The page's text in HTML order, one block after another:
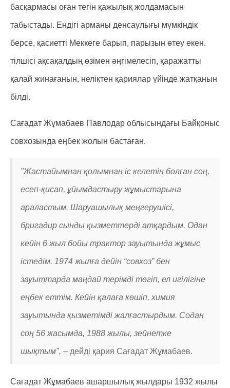
басқармасы оған тегін қажылық жолдамасын
табыстады. Ендігі арманы денсаулығы мүмкіндік
берсе, қасиетті Меккеге барып, парызын өтеу екен.
тілшісі ақсақалдың өзімен әңгімелесіп, қаражатты
қалай жинағанын, неліктен қариялар үйінде жатқанын
білді.
Сағадат Жұмабаев Павлодар облысындағы Байқоныс
совхозында еңбек жолын бастаған.
"Жастайымнан қолымнан іс келетін болған соң,
есеп-қисап, ұйымдастыру жұмыстарына
араластым. Шаруашылық меңгерушісі,
бригадир сынды қызметтерді атқардым. Одан
кейін 6 жыл бойы трактор зауытында жұмыс
істедім. 1974 жылға дейін “совхоз” бен
зауыттарда маңдай терімді төгіп, ел игілігіне
еңбек еттім. Кейін қалаға көшіп, химия
зауытында қызметімді жалғастырдым. Содан
соң 56 жасымда, 1988 жылы, зейнетке
шықтым", – дейді қария Сағадат Жұмабаев.
Сағадат Жұмабаев ашаршылық жылдары 1932 жылы